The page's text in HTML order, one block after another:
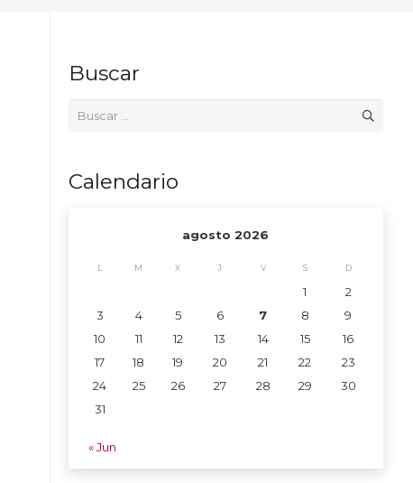
Buscar
Calendario
agosto 2026
L M X J V S D
1
2
3
4 5 6 7 8
9
10
11 12 13 14 15
16
17
18 19 20 21 22
23
24
25 26 27 28 29
30
31
« Jun